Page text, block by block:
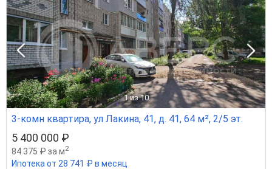
1 из 10
3-комн квартира, ул Лакина, 41, д. 41, 64 м², 2/5 эт.
5 400 000 ₽
84 375 ₽ за м2
Ипотека от 28 741 ₽ в месяц